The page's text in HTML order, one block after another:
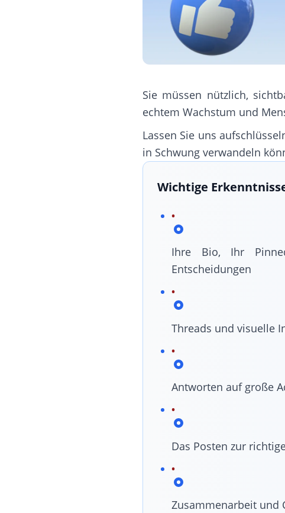
Sie müssen nützlich,
echtem Wachstum und
Lassen Sie uns
in Schwung verwandeln
Wichtige
Ihre Bio, Ihr
Entscheidungen
Threads und visuelle
Antworten auf große
Das Posten zur
Zusammenarbeit und